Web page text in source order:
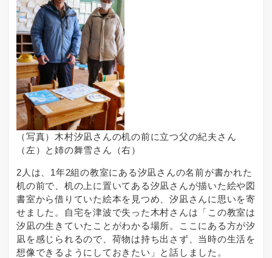
（写真）木村汐凪さんの机の前に立つ父の紀夫さん
（左）と姉の舞雪さん（右）
2人は、1年2組の教室にある汐凪さんの名前が書かれた
机の前で、机の上に置いてある汐凪さんが描いた絵や図
書室から借りていた絵本を見つめ、汐凪さんに思いを寄
せました。自宅を津波で失った木村さんは「この教室は
汐凪の生きていたことがわかる場所。ここにある方が汐
凪を感じられるので、荷物は持ち出さず、当時の生活を
想像できるようにしておきたい」と話しました。